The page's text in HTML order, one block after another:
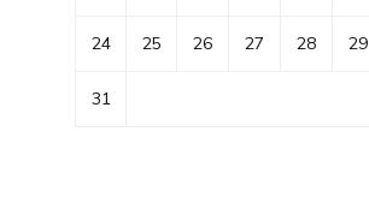
24 25 26 27 28 29
31